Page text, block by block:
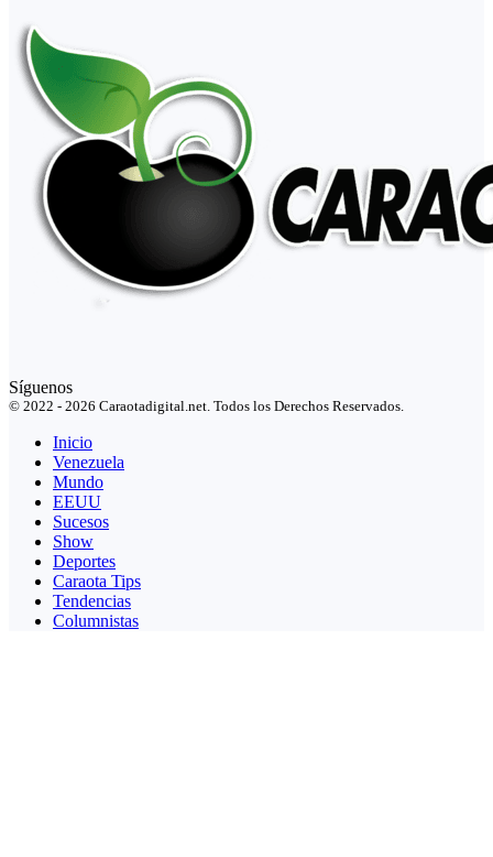
Síguenos
© 2022 - 2026 Caraotadigital.net. Todos los Derechos Reservados.
Inicio
Venezuela
Mundo
EEUU
Sucesos
Show
Deportes
Caraota Tips
Tendencias
Columnistas